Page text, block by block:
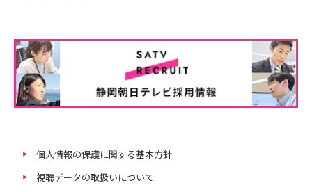
個人情報の保護に関する基本方針
視聴データの取扱いについて